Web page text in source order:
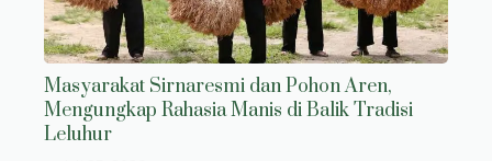
Masyarakat Sirnaresmi dan Pohon Aren,
Mengungkap Rahasia Manis di Balik Tradisi
Leluhur